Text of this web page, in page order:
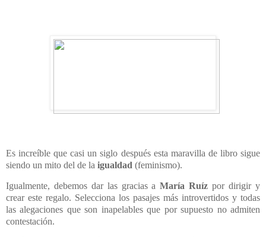
Es increíble que casi un siglo después esta maravilla de libro sigue
siendo un mito del de la igualdad (feminismo).
Igualmente, debemos dar las gracias aMaría Ruíz por dirigir y
crear este regalo. Selecciona los pasajes más introvertidos y todas
las alegaciones que son inapelables que por supuesto no admiten
contestación.